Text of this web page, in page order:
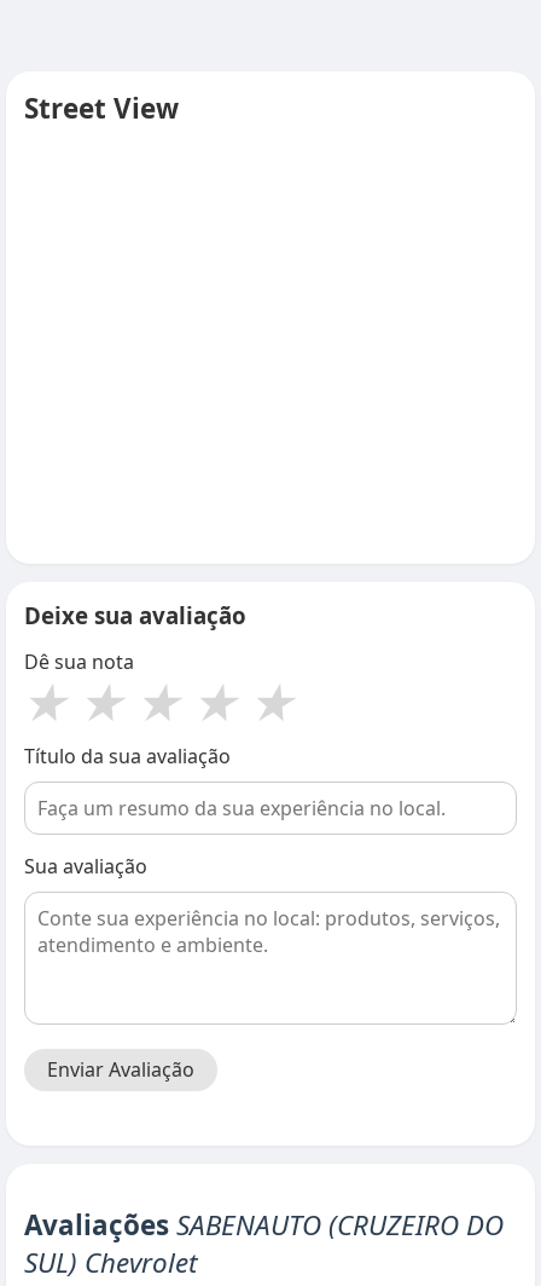
Street View
Deixe sua avaliação
Dê sua nota
★ ★ ★ ★ ★
Título da sua avaliação
Sua avaliação
Enviar Avaliação
AvaliaçõesSABENAUTO (CRUZEIRO DO
SUL) Chevrolet